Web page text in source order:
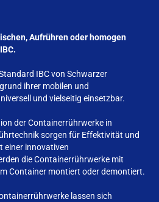
Aufrühren oder homogen
IBC von Schwarzer
ihrer mobilen und
und vielseitig einsetzbar.
der Containerrührwerke in
sorgen für Effektivität und
einer innovativen
die Containerrührwerke mit
Container montiert oder demontiert.
lassen sich